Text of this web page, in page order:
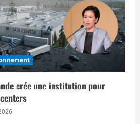
crée une institution pour